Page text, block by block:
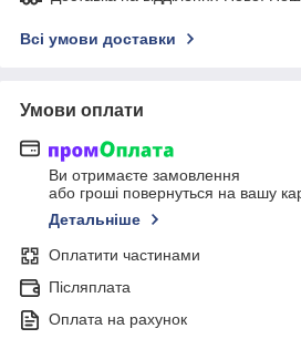
Всі умови доставки
Умови оплати
Ви отримаєте замовлення
або гроші повернуться на вашу
Детальніше
Оплатити частинами
Післяплата
Оплата на рахунок